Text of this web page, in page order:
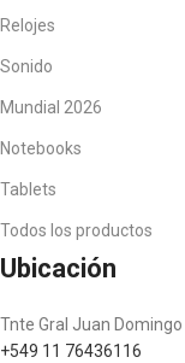
Relojes
Sonido
Mundial 2026
Notebooks
Tablets
Todos los productos
Ubicación
Tnte Gral Juan
+549 11 76436116